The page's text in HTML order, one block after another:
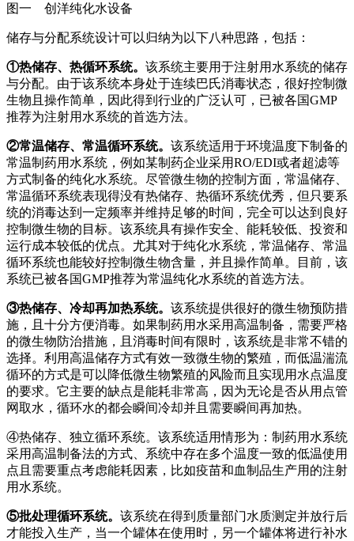
图一 创洋纯化水设备
储存与分配系统设计可以归纳为以下八种思路，包括：
①热储存、热循环系统。 该系统主要用于注射用水系统的储存
与分配。由于该系统本身处于连续巴氏消毒状态，很好控制微
生物且操作简单，因此得到行业的广泛认可，已被各国GMP
推荐为注射用水系统的首选方法。
②常温储存、常温循环系统。 该系统适用于环境温度下制备的
常温制药用水系统，例如某制药企业采用RO/EDI或者超滤等
方式制备的纯化水系统。尽管微生物的控制方面，常温储存、
常温循环系统表现得没有热储存、热循环系统优秀，但只要系
统的消毒达到一定频率并维持足够的时间，完全可以达到良好
控制微生物的目标。该系统具有操作安全、能耗较低、投资和
运行成本较低的优点。尤其对于纯化水系统，常温储存、常温
循环系统也能较好控制微生物含量，并且操作简单。目前，该
系统已被各国GMP推荐为常温纯化水系统的首选方法。
③热储存、冷却再加热系统。 该系统提供很好的微生物预防措
施，且十分方便消毒。如果制药用水采用高温制备，需要严格
的微生物防治措施，且消毒时间有限时，该系统是非常不错的
选择。利用高温储存方式有效一致微生物的繁殖，而低温湍流
循环的方式是可以降低微生物繁殖的风险而且实现用水点温度
的要求。它主要的缺点是能耗非常高，因为无论是否从用点管
网取水，循环水的都会瞬间冷却并且需要瞬间再加热。
④热储存、独立循环系统。该系统适用情形为：制药用水系统
采用高温制备法的方式、系统中存在多个温度一致的低温使用
点且需要重点考虑能耗因素，比如疫苗和血制品生产用的注射
用水系统。
⑤批处理循环系统。 该系统在得到质量部门水质测定并放行后
才能投入生产，当一个罐体在使用时，另一个罐体将进行补水